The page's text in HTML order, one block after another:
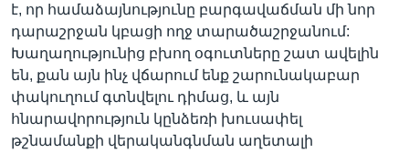
է, որ համաձայնությունը բարգավաճման մի նոր
դարաշրջան կբացի ողջ տարածաշրջանում:
Խաղաղությունից բխող օգուտները շատ ավելին
են, քան այն ինչ վճարում ենք շարունակաբար
փակուղում գտնվելու դիմաց, և այն
հնարավորություն կընձեռի խուսափել
թշնամանքի վերականգնման աղետալի